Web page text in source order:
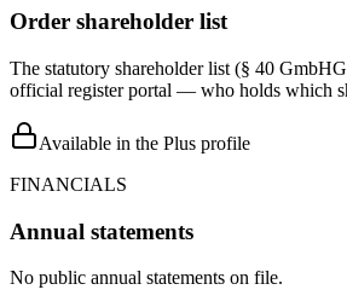
Order shareholder list
The statutory shareholder list (§ 40
official register portal — who holds which
Available in the Plus profile
FINANCIALS
Annual statements
No public annual statements on file.